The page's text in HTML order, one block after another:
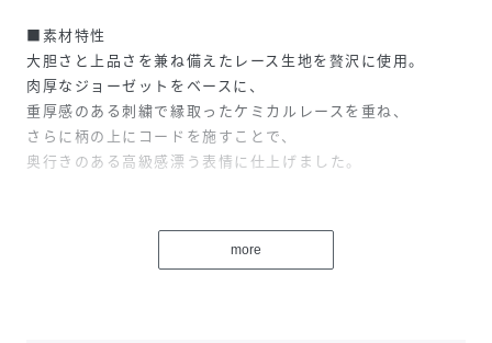
■素材特性
大胆さと上品さを兼ね備えたレース生地を贅沢に使用。
肉厚なジョーゼットをベースに、
重厚感のある刺繍で縁取ったケミカルレースを重ね、
さらに柄の上にコードを施すことで、
奥行きのある高級感漂う表情に仕上げました。
レースの美しさを最大限に引き立てる、
more